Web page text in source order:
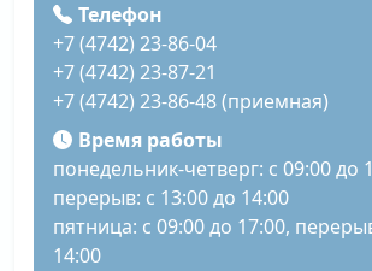
Телефон
+7 (4742) 23-86-04
+7 (4742) 23-87-21
+7 (4742) 23-86-48 (приемная)
Время работы
понедельник-четверг: с 09:00 до
перерыв: с 13:00 до 14:00
пятница: с 09:00 до 17:00,
14:00